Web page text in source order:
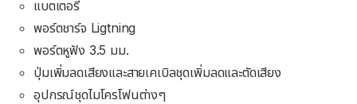
แบตเตอรี่
พอร์ตชาร์จ Ligtning
พอร์ตหูฟัง 3.5 มม.
ปุ่มเพิ่มลดเสียงและสายเคเบิลชุดเพิ่มลดและตัดเสียง
อุปกรณ์ชุดไมโครโฟนต่างๆ